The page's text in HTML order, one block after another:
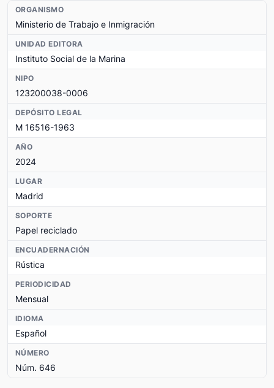
ORGANISMO
Ministerio de Trabajo e Inmigración
UNIDAD EDITORA
Instituto Social de la Marina
NIPO
123200038-0006
DEPÓSITO LEGAL
M 16516-1963
AÑO
2024
LUGAR
Madrid
SOPORTE
Papel reciclado
ENCUADERNACIÓN
Rústica
PERIODICIDAD
Mensual
IDIOMA
Español
NÚMERO
Núm. 646